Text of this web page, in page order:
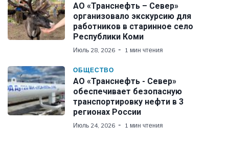
АО «Транснефть – Север»
организовало экскурсию для
работников в старинное село
Республики Коми
Июль 28, 2026 1 мин чтения
ОБЩЕСТВО
АО «Транснефть - Север»
обеспечивает безопасную
транспортировку нефти в 3
регионах России
Июль 24, 2026 1 мин чтения